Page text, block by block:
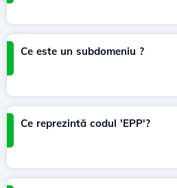
Ce este un subdomeniu ?
Ce reprezintă codul 'EPP'?